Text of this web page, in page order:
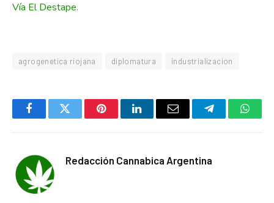
Vía El Destape.
agrogenetica riojana diplomatura industrializacion
FacebookTwitter PinterestLinkedInEmail Telegram
Redacción Cannabica Argentina